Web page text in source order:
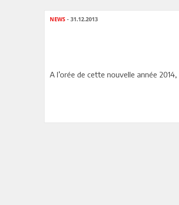
NEWS - 31.12.2013
A l’orée de cette nouvelle année 2014,